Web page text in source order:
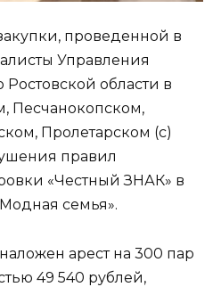
проведенной в
Управления
Ростовской области в
Песчанокопском,
Пролетарском (с)
правил
«Честный ЗНАК» в
семья».
арест на 300 пар
49 540 рублей,